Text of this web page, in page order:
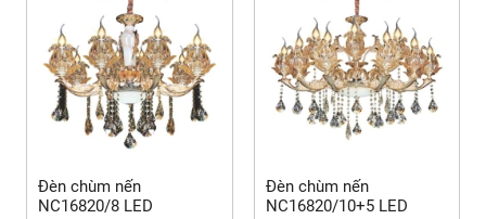
Đèn chùm nến
NC16820/8 LED
Đèn chùm nến
NC16820/10+5 LED